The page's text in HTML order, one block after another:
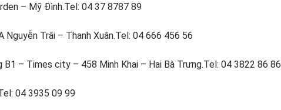
– Mỹ Đình.Tel: 04 37 8787 89
Trãi – Thanh Xuân.Tel: 04 666 456 56
– Times city – 458 Minh Khai – Hai Bà Trưng.Tel: 04 3822 86 86
04 3935 09 99